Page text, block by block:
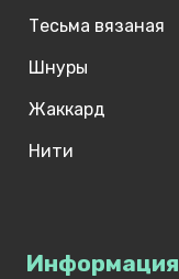
Тесьма вязаная
Шнуры
Жаккард
Нити
Информация